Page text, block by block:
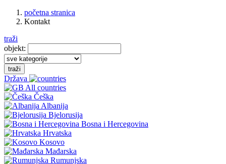
početna stranica
Kontakt
traži
objekt:
traži
Država
All countries
Češka
Albanija
Bjelorusija
Bosna i Hercegovina
Hrvatska
Kosovo
Mađarska
Rumunjska